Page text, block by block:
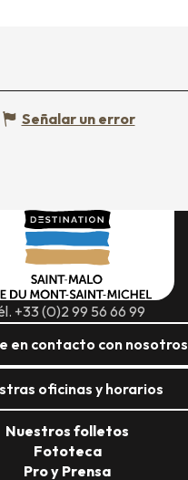
Señalar un error
+33 (0)2 99 56 66 99
en contacto con nosotros
oficinas y horarios
Nuestros folletos
Fototeca
Pro y Prensa